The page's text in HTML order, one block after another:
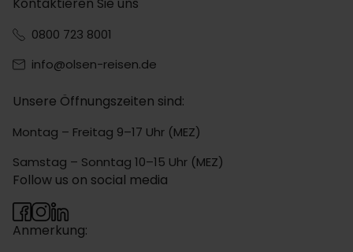
Kontaktieren Sie uns
0800 723 8001
info@olsen-reisen.de
Unsere Öffnungszeiten sind:
Montag – Freitag 9–17 Uhr (MEZ)
Samstag – Sonntag 10–15 Uhr (MEZ)
Anmerkung:
Follow us on social media